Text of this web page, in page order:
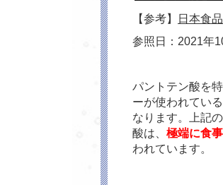
【参考】
日本食
参照日：2021年
パントテン酸を
ーが使われてい
なります。上記
酸は、 極端に食
われています。